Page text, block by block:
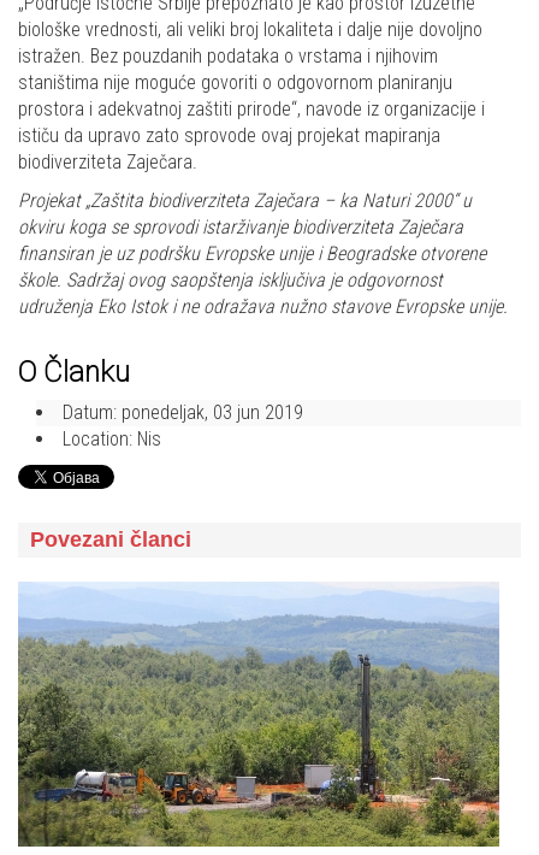
biološke vrednosti, ali veliki broj lokaliteta i dalje nije dovoljno
istražen. Bez pouzdanih podataka o vrstama i njihovim
staništima nije moguće govoriti o odgovornom planiranju
prostora i adekvatnoj zaštiti prirode“, navode iz organizacije i
ističu da upravo zato sprovode ovaj projekat mapiranja
biodiverziteta Zaječara.
Projekat „Zaštita biodiverziteta Zaječara – ka Naturi 2000“ u
okviru koga se sprovodi istarživanje biodiverziteta Zaječara
finansiran je uz podršku Evropske unije i Beogradske otvorene
škole. Sadržaj ovog saopštenja isključiva je odgovornost
udruženja Eko Istok i ne odražava nužno stavove Evropske unije.
O Članku
Datum: ponedeljak, 03 jun 2019
Location: Nis
Povezani članci